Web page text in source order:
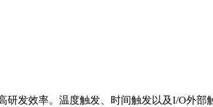
研发效率。温度触发、时间触发以及I/O外